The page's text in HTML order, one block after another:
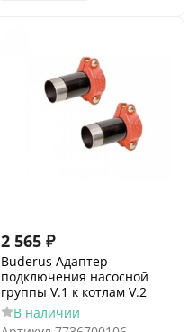
2 565 ₽
Buderus Адаптер
подключения насосной
группы V.1 к котлам V.2
В наличии